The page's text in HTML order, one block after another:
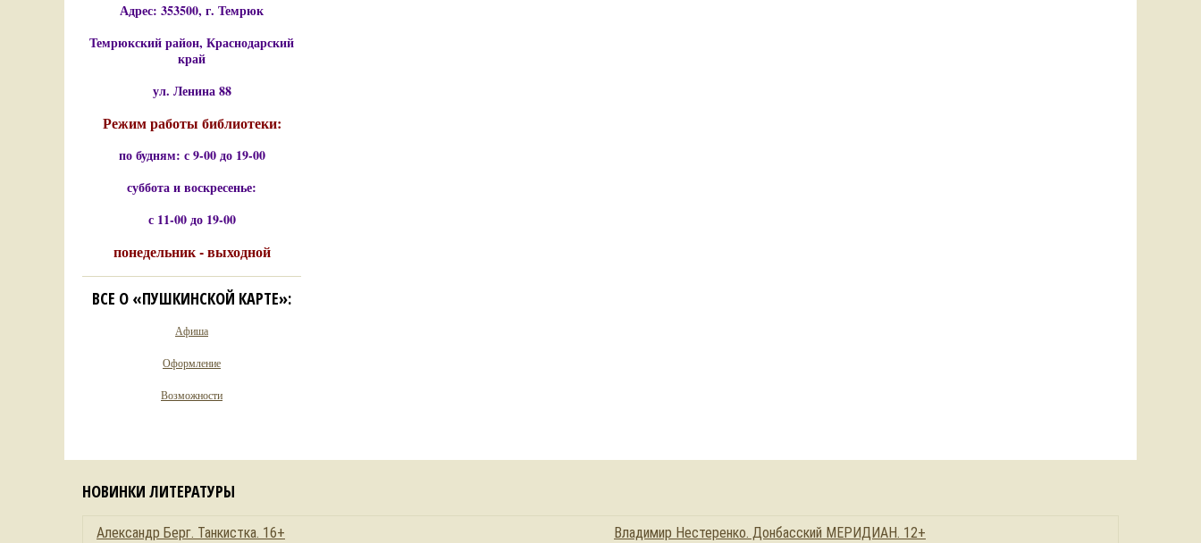
Адрес: 353500, г. Темрюк
Темрюкский район, Краснодарский
край
ул. Ленина 88
Режим работы библиотеки:
по будням: с 9-00 до 19-00
суббота и воскресенье:
с 11-00 до 19-00
понедельник - выходной
ВСЕ О «ПУШКИНСКОЙ КАРТЕ»:
Афиша
Оформление
Возможности
НОВИНКИ ЛИТЕРАТУРЫ
Александр Берг. Танкистка. 16+ Владимир Нестеренко. Донбасский МЕРИДИАН. 12+